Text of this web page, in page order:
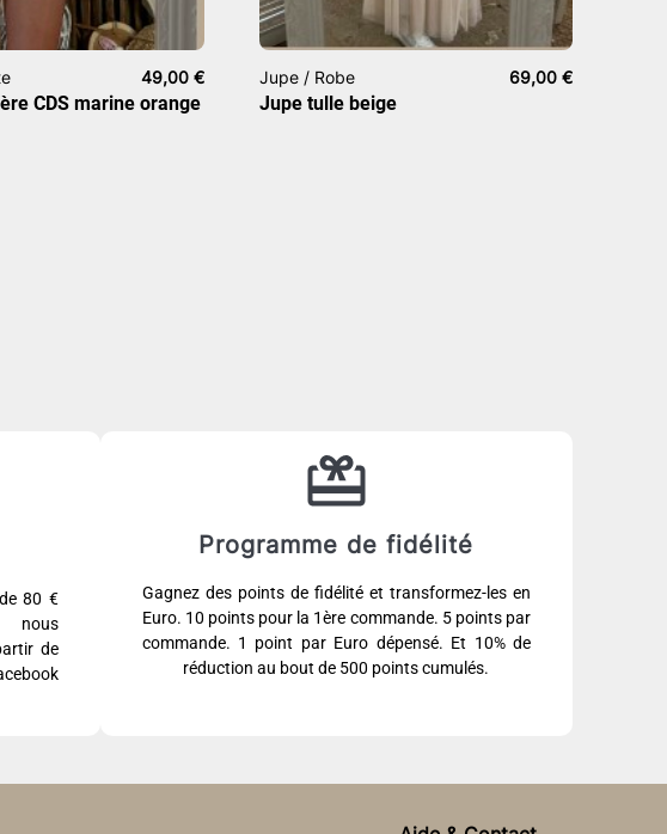
49,00 €
CDS marine orange
Jupe / Robe 69,00 €
Jupe tulle beige
80 €
nous
de
Programme de fidélité
Gagnez des points de fidélité et transformez-les en
Euro. 10 points pour la 1ère commande. 5 points par
commande. 1 point par Euro dépensé. Et 10% de
réduction au bout de 500 points cumulés.